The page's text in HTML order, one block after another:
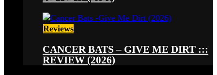
Reviews
CANCER BATS – GIVE ME DIRT :::
REVIEW (2026)